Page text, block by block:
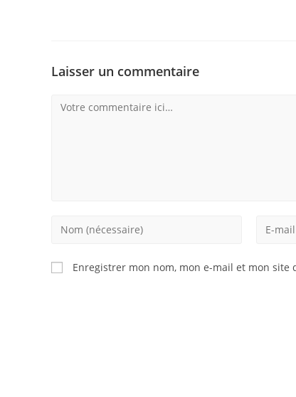
Laisser un commentaire
Comment
Enter
name
or
Enter
Enregistrer mon nom, mon e-mail et mon